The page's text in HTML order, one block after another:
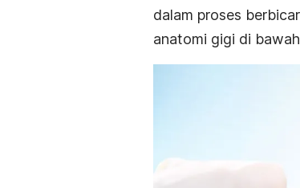
dalam proses
anatomi gigi di